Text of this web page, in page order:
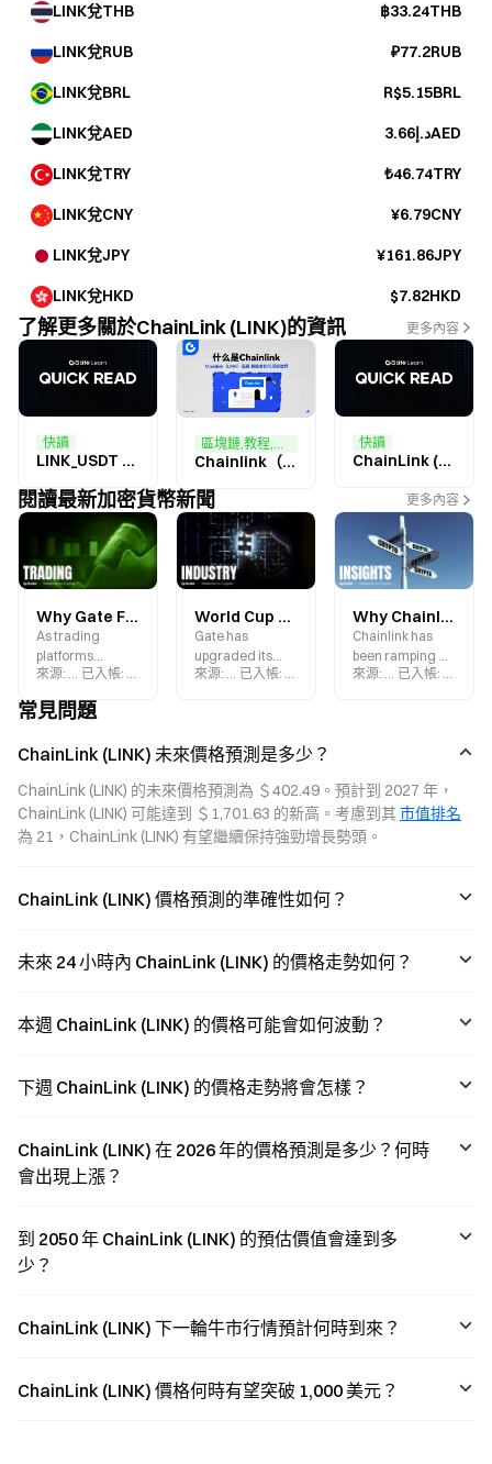
LINK兌THB ฿33.24THB
LINK兌RUB ₽77.2RUB
LINK兌BRL R$5.15BRL
LINK兌AED د.إ3.66AED
LINK兌TRY ₺46.74TRY
LINK兌CNY ¥6.79CNY
LINK兌JPY ¥161.86JPY
LINK兌HKD $7.82HKD
了解更多關於ChainLink (LINK)的資訊 更多內容
快讀
LINK_USDT 最新行情分析：LINK 價格創下新高，投資者該如何因應？ Chainlink（LINK）連接智能合約與現實世界
快讀
ChainLink (LINK) Price Prediction：價格趨勢與影響因素
閱讀最新加密貨幣新聞 更多內容
Why Gate Futures Points Are Reshaping Trading Incentives
As trading
platforms
continue to
user incentive
are increasingly
link between
trading activity
and the broader
來源: Gate.blog
已入帳: 2026-07-17
World Cup 2026 Heats Up: Gate Prediction Markets Upgrade the Link Between Match Data and Market Forecasts
Gate has
upgraded its
World Cup
match data,
performance
metrics, and
prediction
seamless, one-
stop experience
event
information and
expectations
interact
來源: Gate.blog
已入帳: 2026-06-25
Why Chainlink Is Betting on APAC: Can LINK Benefit from RWA Growth?
Chainlink has
been ramping up
its presence in
initiatives in
Hong Kong and
Singapore, and
evolving from an
oracle project
financial
infrastructure
來源: Gate.blog
已入帳: 2026-
常見問題
ChainLink (LINK) 未來價格預測是多少？
ChainLink (LINK) 的未來價格預測為 ＄402.49。預計到 2027 年，
ChainLink (LINK) 可能達到 ＄1,701.63 的新高。考慮到其 市值排名
為 21，ChainLink (LINK) 有望繼續保持強勁增長勢頭。
ChainLink (LINK) 價格預測的準確性如何？
未來 24 小時內 ChainLink (LINK) 的價格走勢如何？
本週 ChainLink (LINK) 的價格可能會如何波動？
下週 ChainLink (LINK) 的價格走勢將會怎樣？
ChainLink (LINK) 在 2026 年的價格預測是多少？何時
會出現上漲？
到 2050 年 ChainLink (LINK) 的預估價值會達到多
少？
ChainLink (LINK) 下一輪牛市行情預計何時到來？
ChainLink (LINK) 價格何時有望突破 1,000 美元？